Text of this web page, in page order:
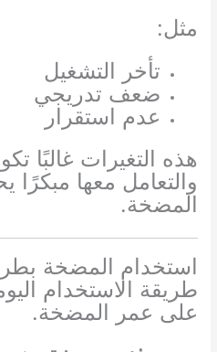
مثل:
تأخر التشغيل
ضعف تدريجي
عدم استقرار
هذه التغيرات غالبًا
والتعامل معها
المضخة.
استخدام المضخة
طريقة الاستخدام
على عمر المضخة.